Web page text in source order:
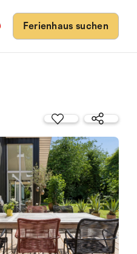
Ferienhaus suchen